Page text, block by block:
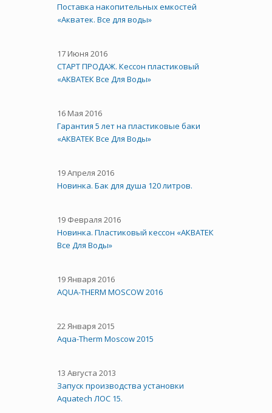
Поставка накопительных емкостей
«Акватек. Все для воды»
17 Июня 2016
СТАРТ ПРОДАЖ. Кессон пластиковый
«АКВАТЕК Все Для Воды»
16 Мая 2016
Гарантия 5 лет на пластиковые баки
«АКВАТЕК Все Для Воды»
19 Апреля 2016
Новинка. Бак для душа 120 литров.
19 Февраля 2016
Новинка. Пластиковый кессон «АКВАТЕК
Все Для Воды»
19 Января 2016
AQUA-THERM MOSCOW 2016
22 Января 2015
Aqua-Therm Moscow 2015
13 Августа 2013
Запуск производства установки
Aquatech ЛОС 15.